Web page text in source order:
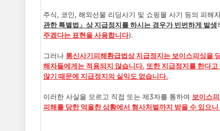
주식, 코인, 해외선물 리딩사기 및 쇼핑몰 사기 등의 피해
관한 특별법 」상 지급정지를 하시는 경우가 빈번하게 발생
주겠다는 표현을 사용합니다).
그러나 통신사기피해환급법상 지급정지는 보이스피싱을
해자들에게는 적용되지 않습니다. 또한 지급정지를 한다
않기 때문에 지급정지의 실익도 없습니다.
이러한 사실을 모르고 직접 또는 제3자를 통하여 보이스
피해를 당한 억울한 상황에서 형사처벌까지 받을 수 있으니